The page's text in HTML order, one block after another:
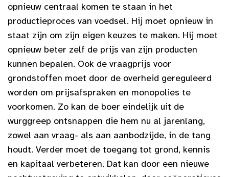
opnieuw centraal komen te staan in het
productieproces van voedsel. Hij moet opnieuw in
staat zijn om zijn eigen keuzes te maken. Hij moet
opnieuw beter zelf de prijs van zijn producten
kunnen bepalen. Ook de vraagprijs voor
grondstoffen moet door de overheid gereguleerd
worden om prijsafspraken en monopolies te
voorkomen. Zo kan de boer eindelijk uit de
wurggreep ontsnappen die hem nu al jarenlang,
zowel aan vraag- als aan aanbodzijde, in de tang
houdt. Verder moet de toegang tot grond, kennis
en kapitaal verbeteren. Dat kan door een nieuwe